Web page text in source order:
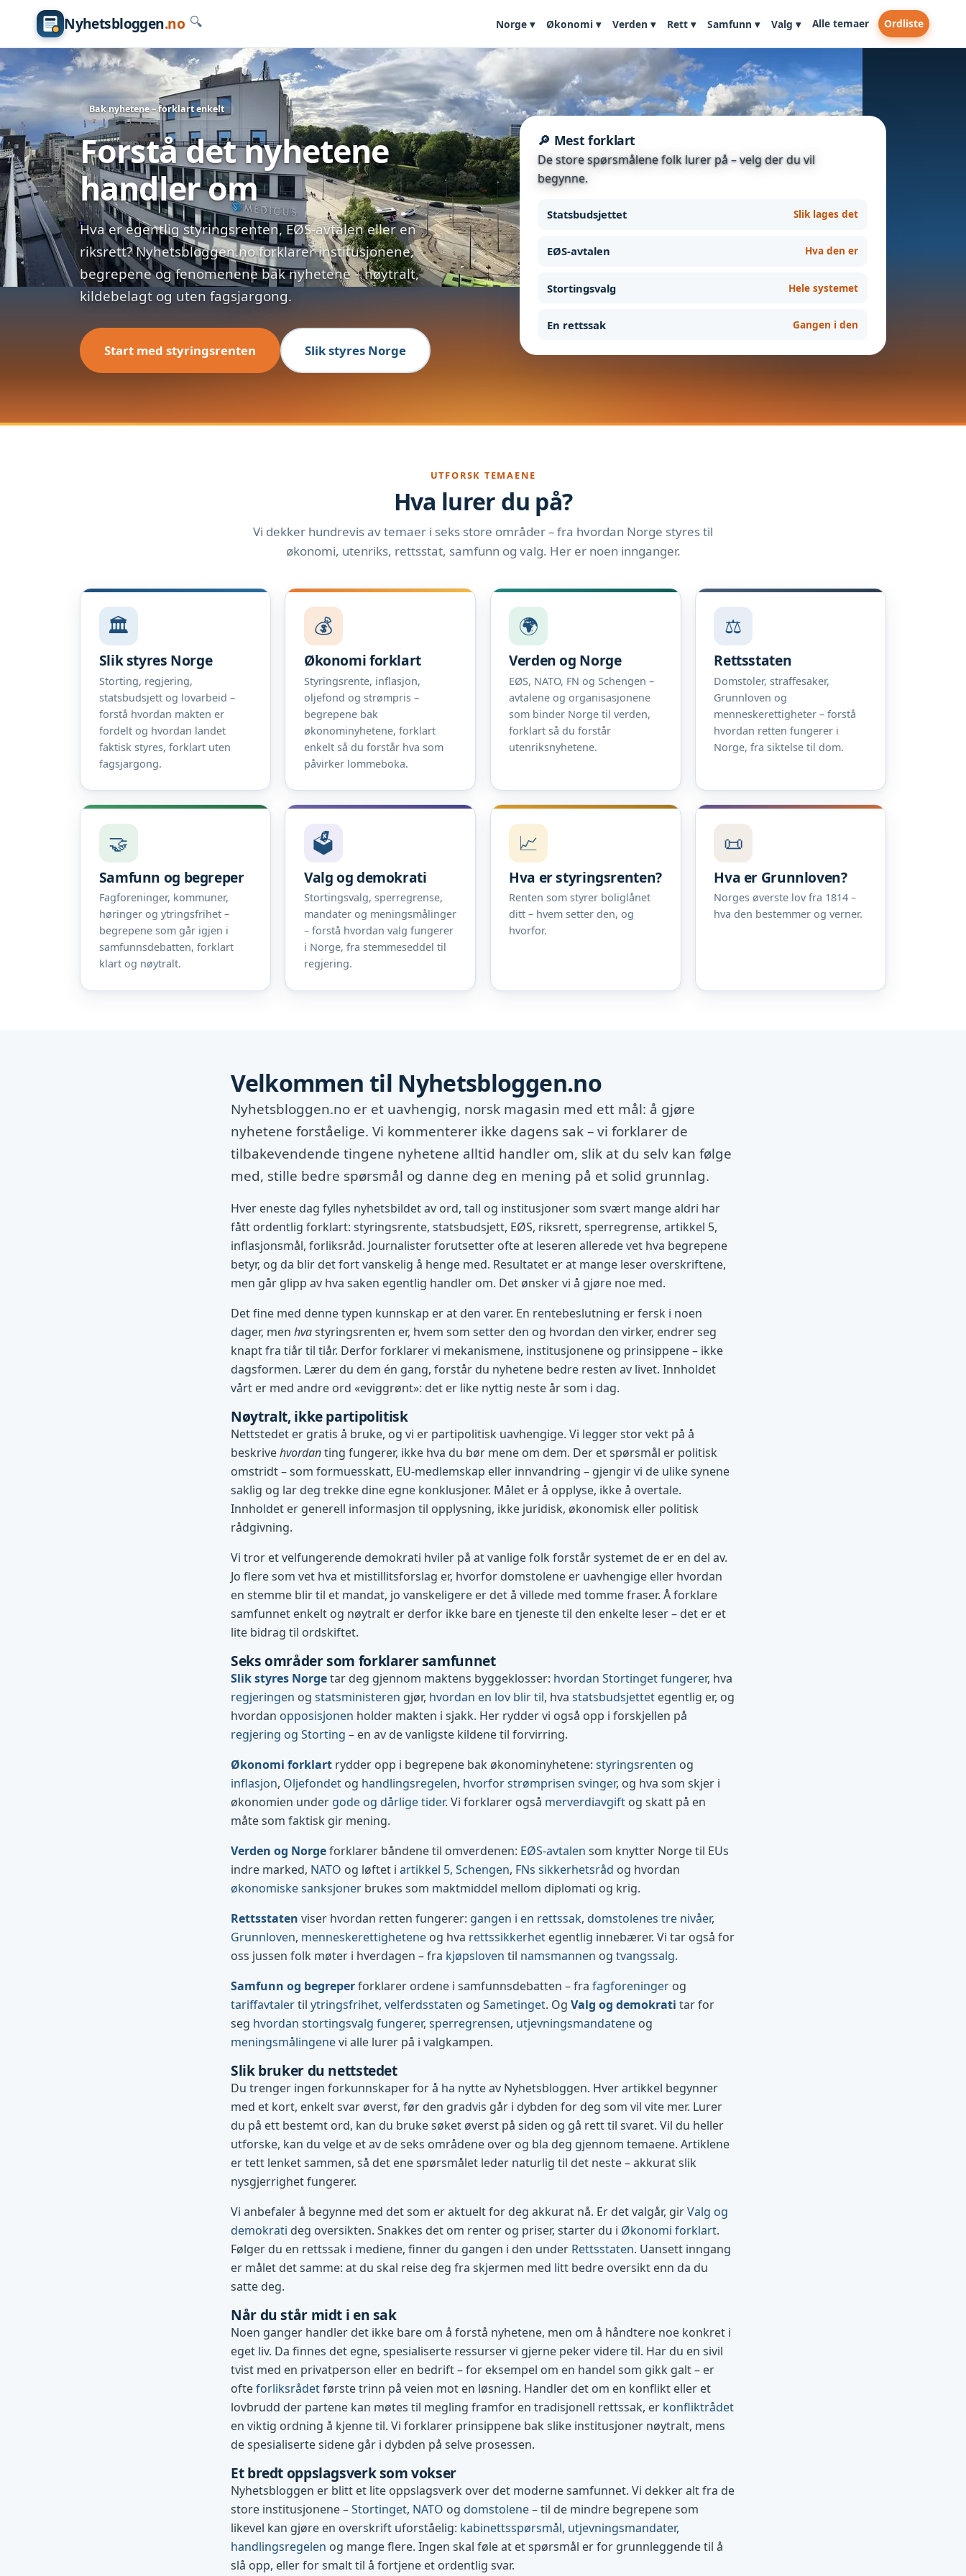
Nyhetsbloggen.no 🔍 Norge ▾ Økonomi ▾ Verden ▾ Rett ▾ Samfunn ▾ Valg ▾ Alle temaer Ordliste
Bak nyhetene – forklart enkelt
Forstå det nyhetene
handler om
Hva er egentlig styringsrenten, EØS-avtalen eller en
riksrett? Nyhetsbloggen.no forklarer institusjonene,
begrepene og fenomenene bak nyhetene – nøytralt,
kildebelagt og uten fagsjargong.
Start med styringsrenten Slik styres Norge
🔎 Mest forklart
De store spørsmålene folk lurer på – velg der du vil
begynne.
Statsbudsjettet Slik lages det
EØS-avtalen Hva den er
Stortingsvalg Hele systemet
En rettssak Gangen i den
UTFORSK TEMAENE
Hva lurer du på?
Vi dekker hundrevis av temaer i seks store områder – fra hvordan Norge styres til
økonomi, utenriks, rettsstat, samfunn og valg. Her er noen innganger.
🏛️
Slik styres Norge
Storting, regjering,
statsbudsjett og lovarbeid –
forstå hvordan makten er
fordelt og hvordan landet
faktisk styres, forklart uten
fagsjargong.
💰
Økonomi forklart
Styringsrente, inflasjon,
oljefond og strømpris –
begrepene bak
økonominyhetene, forklart
enkelt så du forstår hva som
påvirker lommeboka.
🌍
Verden og Norge
EØS, NATO, FN og Schengen –
avtalene og organisasjonene
som binder Norge til verden,
forklart så du forstår
utenriksnyhetene.
⚖️
Rettsstaten
Domstoler, straffesaker,
Grunnloven og
menneskerettigheter – forstå
hvordan retten fungerer i
Norge, fra siktelse til dom.
🤝
Samfunn og begreper
Fagforeninger, kommuner,
høringer og ytringsfrihet –
begrepene som går igjen i
samfunnsdebatten, forklart
klart og nøytralt.
🗳️
Valg og demokrati
Stortingsvalg, sperregrense,
mandater og meningsmålinger
– forstå hvordan valg fungerer
i Norge, fra stemmeseddel til
regjering.
📈
Hva er styringsrenten?
Renten som styrer boliglånet
ditt – hvem setter den, og
hvorfor.
📜
Hva er Grunnloven?
Norges øverste lov fra 1814 –
hva den bestemmer og verner.
Velkommen til Nyhetsbloggen.no
Nyhetsbloggen.no er et uavhengig, norsk magasin med ett mål: å gjøre
nyhetene forståelige. Vi kommenterer ikke dagens sak – vi forklarer de
tilbakevendende tingene nyhetene alltid handler om, slik at du selv kan følge
med, stille bedre spørsmål og danne deg en mening på et solid grunnlag.
Hver eneste dag fylles nyhetsbildet av ord, tall og institusjoner som svært mange aldri har
fått ordentlig forklart: styringsrente, statsbudsjett, EØS, riksrett, sperregrense, artikkel 5,
inflasjonsmål, forliksråd. Journalister forutsetter ofte at leseren allerede vet hva begrepene
betyr, og da blir det fort vanskelig å henge med. Resultatet er at mange leser overskriftene,
men går glipp av hva saken egentlig handler om. Det ønsker vi å gjøre noe med.
Det fine med denne typen kunnskap er at den varer. En rentebeslutning er fersk i noen
dager, menhvastyringsrenten er, hvem som setter den og hvordan den virker, endrer seg
knapt fra tiår til tiår. Derfor forklarer vi mekanismene, institusjonene og prinsippene – ikke
dagsformen. Lærer du dem én gang, forstår du nyhetene bedre resten av livet. Innholdet
vårt er med andre ord «eviggrønt»: det er like nyttig neste år som i dag.
Nøytralt, ikke partipolitisk
Nettstedet er gratis å bruke, og vi er partipolitisk uavhengige. Vi legger stor vekt på å
beskrivehvordanting fungerer, ikke hva du bør mene om dem. Der et spørsmål er politisk
omstridt – som formuesskatt, EU-medlemskap eller innvandring – gjengir vi de ulike synene
saklig og lar deg trekke dine egne konklusjoner. Målet er å opplyse, ikke å overtale.
Innholdet er generell informasjon til opplysning, ikke juridisk, økonomisk eller politisk
rådgivning.
Vi tror et velfungerende demokrati hviler på at vanlige folk forstår systemet de er en del av.
Jo flere som vet hva et mistillitsforslag er, hvorfor domstolene er uavhengige eller hvordan
en stemme blir til et mandat, jo vanskeligere er det å villede med tomme fraser. Å forklare
samfunnet enkelt og nøytralt er derfor ikke bare en tjeneste til den enkelte leser – det er et
lite bidrag til ordskiftet.
Seks områder som forklarer samfunnet
Slik styres Norgetar deg gjennom maktens byggeklosser: hvordan Stortinget fungerer, hva
regjeringen ogstatsministeren gjør, hvordan en lov blir til, hvastatsbudsjettet egentlig er, og
hvordan opposisjonen holder makten i sjakk. Her rydder vi også opp i forskjellen på
regjering og Storting – en av de vanligste kildene til forvirring.
Økonomi forklart rydder opp i begrepene bak økonominyhetene:styringsrenten og
inflasjon, Oljefondet og handlingsregelen, hvorfor strømprisen svinger, og hva som skjer i
økonomien under gode og dårlige tider. Vi forklarer også merverdiavgift og skatt på en
måte som faktisk gir mening.
Verden og Norgeforklarer båndene til omverdenen: EØS-avtalen som knytter Norge til EUs
indre marked, NATO og løftet iartikkel 5,Schengen, FNs sikkerhetsråd og hvordan
økonomiske sanksjoner brukes som maktmiddel mellom diplomati og krig.
Rettsstaten viser hvordan retten fungerer: gangen i en rettssak,domstolenes tre nivåer,
Grunnloven, menneskerettighetene og hva rettssikkerhet egentlig innebærer. Vi tar også for
oss jussen folk møter i hverdagen – fra kjøpsloven til namsmannen ogtvangssalg.
Samfunn og begreperforklarer ordene i samfunnsdebatten – frafagforeninger og
tariffavtalertilytringsfrihet,velferdsstaten ogSametinget. OgValg og demokrati tar for
seg hvordan stortingsvalg fungerer,sperregrensen, utjevningsmandatene og
meningsmålingenevi alle lurer på i valgkampen.
Slik bruker du nettstedet
Du trenger ingen forkunnskaper for å ha nytte av Nyhetsbloggen. Hver artikkel begynner
med et kort, enkelt svar øverst, før den gradvis går i dybden for deg som vil vite mer. Lurer
du på ett bestemt ord, kan du bruke søket øverst på siden og gå rett til svaret. Vil du heller
utforske, kan du velge et av de seks områdene over og bla deg gjennom temaene. Artiklene
er tett lenket sammen, så det ene spørsmålet leder naturlig til det neste – akkurat slik
nysgjerrighet fungerer.
Vi anbefaler å begynne med det som er aktuelt for deg akkurat nå. Er det valgår, girValg og
demokrati deg oversikten. Snakkes det om renter og priser, starter du i Økonomi forklart.
Følger du en rettssak i mediene, finner du gangen i den under Rettsstaten. Uansett inngang
er målet det samme: at du skal reise deg fra skjermen med litt bedre oversikt enn da du
satte deg.
Når du står midt i en sak
Noen ganger handler det ikke bare om å forstå nyhetene, men om å håndtere noe konkret i
eget liv. Da finnes det egne, spesialiserte ressurser vi gjerne peker videre til. Har du en sivil
tvist med en privatperson eller en bedrift – for eksempel om en handel som gikk galt – er
ofteforliksrådetførste trinn på veien mot en løsning. Handler det om en konflikt eller et
lovbrudd der partene kan møtes til megling framfor en tradisjonell rettssak, er konfliktrådet
en viktig ordning å kjenne til. Vi forklarer prinsippene bak slike institusjoner nøytralt, mens
de spesialiserte sidene går i dybden på selve prosessen.
Et bredt oppslagsverk som vokser
Nyhetsbloggen er blitt et lite oppslagsverk over det moderne samfunnet. Vi dekker alt fra de
store institusjonene –Stortinget, NATO ogdomstolene– til de mindre begrepene som
likevel kan gjøre en overskrift uforståelig: kabinettsspørsmål, utjevningsmandater,
handlingsregelen og mange flere. Ingen skal føle at et spørsmål er for grunnleggende til å
slå opp, eller for smalt til å fortjene et ordentlig svar.